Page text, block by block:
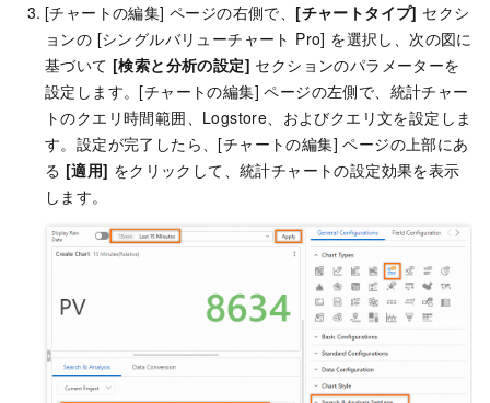
[チャートの編集] ページの右側で、 [チャートタイプ] セクシ
ョンの [シングルバリューチャート Pro] を選択し、次の図に
基づいて [検索と分析の設定] セクションのパラメーターを
設定します。[チャートの編集] ページの左側で、統計チャー
トのクエリ時間範囲、Logstore、およびクエリ文を設定しま
す。設定が完了したら、[チャートの編集] ページの上部にあ
る [適用] をクリックして、統計チャートの設定効果を表示
します。